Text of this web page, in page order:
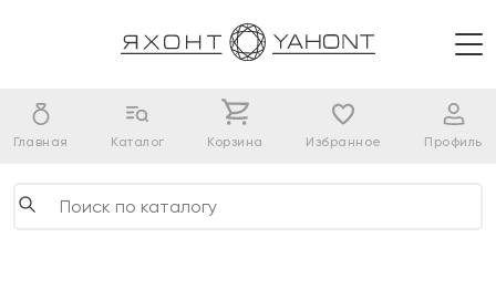
Главная Каталог Корзина Избранное Профиль